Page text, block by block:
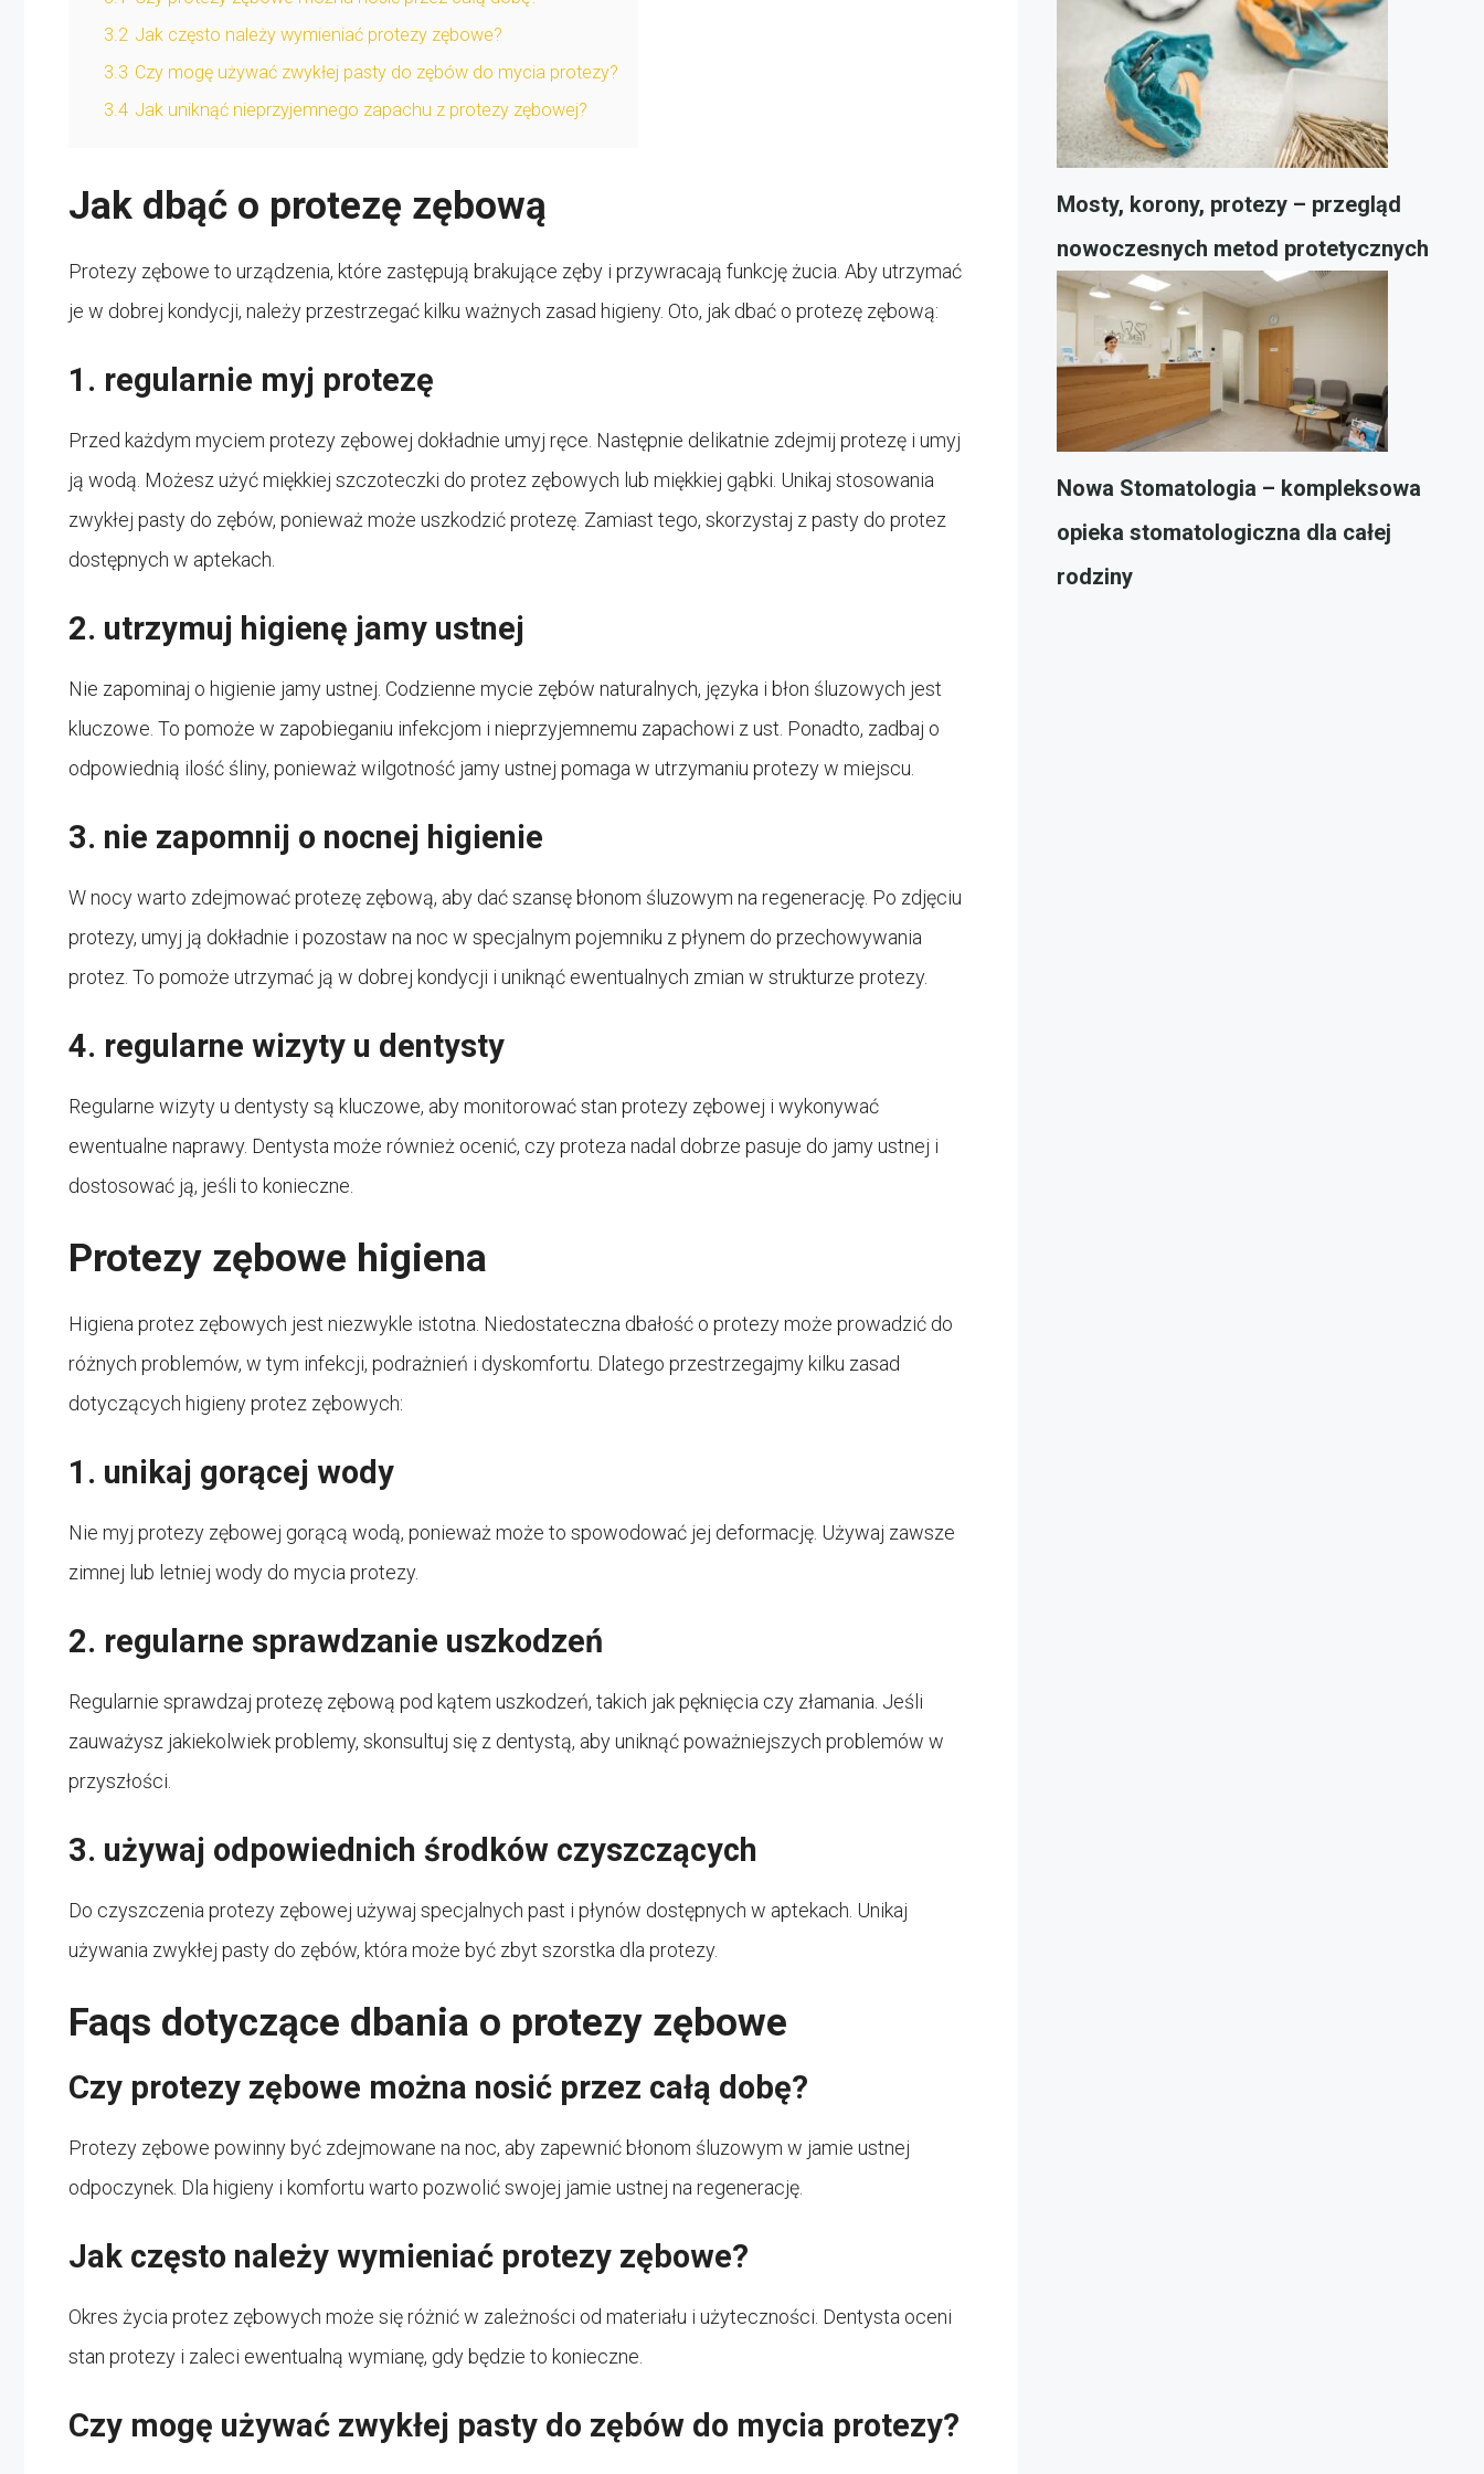
3.2 Jak często należy wymieniać protezy zębowe?
3.3 Czy mogę używać zwykłej pasty do zębów do mycia protezy?
3.4 Jak uniknąć nieprzyjemnego zapachu z protezy zębowej?
Jak dbąć o protezę zębową
Protezy zębowe to urządzenia, które zastępują brakujące zęby i przywracają funkcję żucia. Aby utrzymać
je w dobrej kondycji, należy przestrzegać kilku ważnych zasad higieny. Oto, jak dbać o protezę zębową:
1. regularnie myj protezę
Przed każdym myciem protezy zębowej dokładnie umyj ręce. Następnie delikatnie zdejmij protezę i umyj
ją wodą. Możesz użyć miękkiej szczoteczki do protez zębowych lub miękkiej gąbki. Unikaj stosowania
zwykłej pasty do zębów, ponieważ może uszkodzić protezę. Zamiast tego, skorzystaj z pasty do protez
dostępnych w aptekach.
2. utrzymuj higienę jamy ustnej
Nie zapominaj o higienie jamy ustnej. Codzienne mycie zębów naturalnych, języka i błon śluzowych jest
kluczowe. To pomoże w zapobieganiu infekcjom i nieprzyjemnemu zapachowi z ust. Ponadto, zadbaj o
odpowiednią ilość śliny, ponieważ wilgotność jamy ustnej pomaga w utrzymaniu protezy w miejscu.
3. nie zapomnij o nocnej higienie
W nocy warto zdejmować protezę zębową, aby dać szansę błonom śluzowym na regenerację. Po zdjęciu
protezy, umyj ją dokładnie i pozostaw na noc w specjalnym pojemniku z płynem do przechowywania
protez. To pomoże utrzymać ją w dobrej kondycji i uniknąć ewentualnych zmian w strukturze protezy.
4. regularne wizyty u dentysty
Regularne wizyty u dentysty są kluczowe, aby monitorować stan protezy zębowej i wykonywać
ewentualne naprawy. Dentysta może również ocenić, czy proteza nadal dobrze pasuje do jamy ustnej i
dostosować ją, jeśli to konieczne.
Protezy zębowe higiena
Higiena protez zębowych jest niezwykle istotna. Niedostateczna dbałość o protezy może prowadzić do
różnych problemów, w tym infekcji, podrażnień i dyskomfortu. Dlatego przestrzegajmy kilku zasad
dotyczących higieny protez zębowych:
1. unikaj gorącej wody
Nie myj protezy zębowej gorącą wodą, ponieważ może to spowodować jej deformację. Używaj zawsze
zimnej lub letniej wody do mycia protezy.
2. regularne sprawdzanie uszkodzeń
Regularnie sprawdzaj protezę zębową pod kątem uszkodzeń, takich jak pęknięcia czy złamania. Jeśli
zauważysz jakiekolwiek problemy, skonsultuj się z dentystą, aby uniknąć poważniejszych problemów w
przyszłości.
3. używaj odpowiednich środków czyszczących
Do czyszczenia protezy zębowej używaj specjalnych past i płynów dostępnych w aptekach. Unikaj
używania zwykłej pasty do zębów, która może być zbyt szorstka dla protezy.
Faqs dotyczące dbania o protezy zębowe
Czy protezy zębowe można nosić przez całą dobę?
Protezy zębowe powinny być zdejmowane na noc, aby zapewnić błonom śluzowym w jamie ustnej
odpoczynek. Dla higieny i komfortu warto pozwolić swojej jamie ustnej na regenerację.
Jak często należy wymieniać protezy zębowe?
Okres życia protez zębowych może się różnić w zależności od materiału i użyteczności. Dentysta oceni
stan protezy i zaleci ewentualną wymianę, gdy będzie to konieczne.
Czy mogę używać zwykłej pasty do zębów do mycia protezy?
Mosty, korony, protezy – przegląd
nowoczesnych metod protetycznych
Nowa Stomatologia – kompleksowa
opieka stomatologiczna dla całej
rodziny